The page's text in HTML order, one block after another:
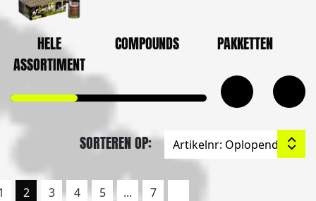
HELE
ASSORTIMENT
COMPOUNDS PAKKETTEN
SORTEREN OP:
2 3 4 5 ... 7